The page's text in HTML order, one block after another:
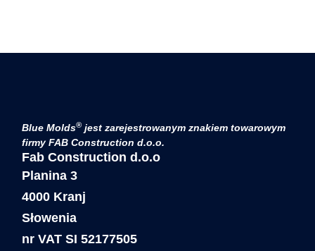
Blue Molds® jest zarejestrowanym znakiem towarowym
firmy FAB Construction d.o.o.
Fab Construction d.o.o
Planina 3
4000 Kranj
Słowenia
nr VAT SI 52177505